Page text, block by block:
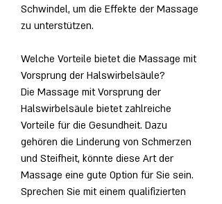
Schwindel, um die Effekte der Massage
zu unterstützen.
Welche Vorteile bietet die Massage mit
Vorsprung der Halswirbelsäule?
Die Massage mit Vorsprung der
Halswirbelsäule bietet zahlreiche
Vorteile für die Gesundheit. Dazu
gehören die Linderung von Schmerzen
und Steifheit, könnte diese Art der
Massage eine gute Option für Sie sein.
Sprechen Sie mit einem qualifizierten